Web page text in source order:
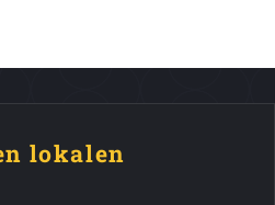
lokalen